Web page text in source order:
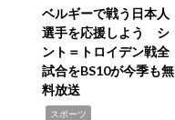
ベルギーで戦う日本人
選手を応援しよう シ
ント＝トロイデン戦全
試合をBS10が今季も無
料放送
スポーツ